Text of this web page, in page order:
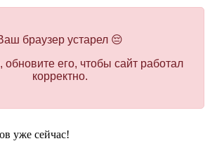
браузер устарел 😔
обновите его, чтобы сайт работал
корректно.
уже сейчас!